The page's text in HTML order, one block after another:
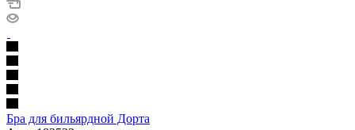
Бра для бильярдной Дорта